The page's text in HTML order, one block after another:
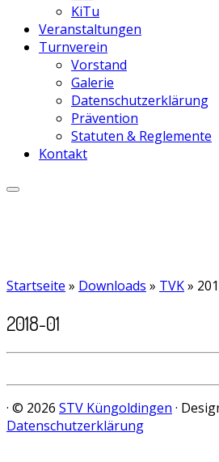
KiTu
Veranstaltungen
Turnverein
Vorstand
Galerie
Datenschutzerklärung
Prävention
Statuten & Reglemente
Kontakt
Startseite » Downloads » TVK»
2018-01
· © 2026 STV Küngoldingen ·
Datenschutzerklärung